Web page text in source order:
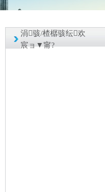
涓骇/楂樼骇纭欢
宸ョ▼甯?